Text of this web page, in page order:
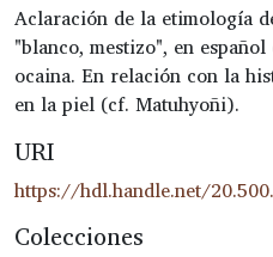
Aclaración de la etimología
"blanco, mestizo", en
ocaina. En relación con la
en la piel (cf. Matuhyoñi).
URI
https://hdl.handle.net/
Colecciones